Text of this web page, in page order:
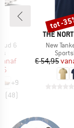
6
prijs
+9
(48)
MERK
THE
Artikel
New
€ 54,95
Korting
tot -